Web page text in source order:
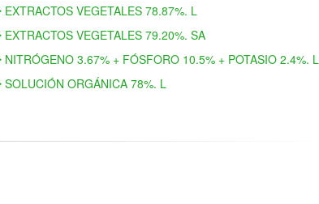
EXTRACTOS VEGETALES 78.87%. L
EXTRACTOS VEGETALES 79.20%. SA
NITRÓGENO 3.67% + FÓSFORO 10.5% + POTASIO 2.4%. L
SOLUCIÓN ORGÁNICA 78%. L